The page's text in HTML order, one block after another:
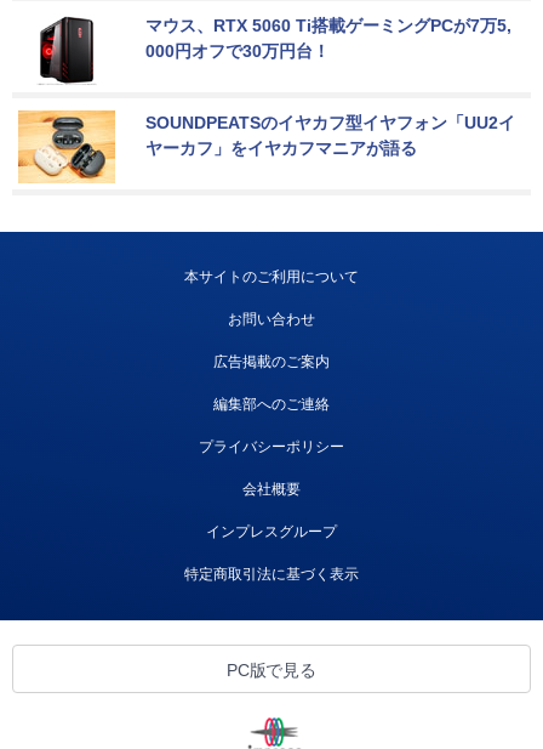
マウス、RTX 5060 Ti搭載ゲーミングPCが7万5,
000円オフで30万円台！
SOUNDPEATSのイヤカフ型イヤフォン「UU2イ
ヤーカフ」をイヤカフマニアが語る
本サイトのご利用について
お問い合わせ
広告掲載のご案内
編集部へのご連絡
プライバシーポリシー
会社概要
インプレスグループ
特定商取引法に基づく表示
PC版で見る